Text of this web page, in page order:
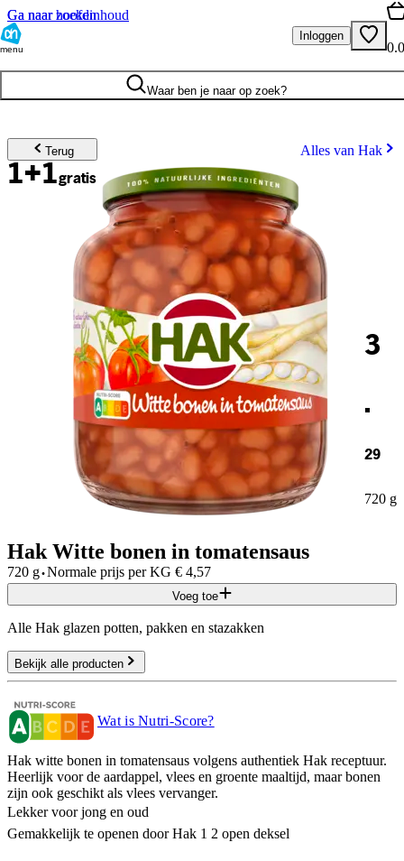
Ga naar hoofdinhoud
Ga naar zoeken
menu
Inloggen
Waar ben je naar op zoek?
Terug Alles van Hak
1+1gratis
3
.
29
720 g
Hak Witte bonen in tomatensaus
720 g·Normale prijs per KG € 4,57
Voeg toe
Alle Hak glazen potten, pakken en stazakken
Bekijk alle producten
Wat is Nutri-Score?
Hak witte bonen in tomatensaus volgens authentiek Hak receptuur.
Heerlijk voor de aardappel, vlees en groente maaltijd, maar bonen
zijn ook geschikt als vlees vervanger.
Lekker voor jong en oud
Gemakkelijk te openen door Hak 1 2 open deksel